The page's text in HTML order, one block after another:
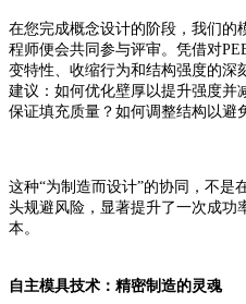
在您完成概念设计的阶段，我们的
程师便会共同参与评审。凭借对
变特性、收缩行为和结构强度的深
建议：如何优化壁厚以提升强度并
保证填充质量？如何调整结构以避
这种“为制造而设计”的协同，不是
头规避风险，显著提升了一次成功
本。
自主模具技术：精密制造的灵魂